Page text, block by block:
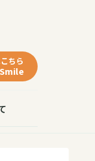
ちら